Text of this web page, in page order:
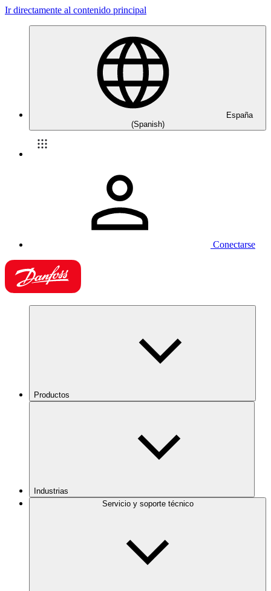
Ir directamente al contenido principal
España
(Spanish)
Conectarse
Productos
Industrias
Servicio y soporte técnico